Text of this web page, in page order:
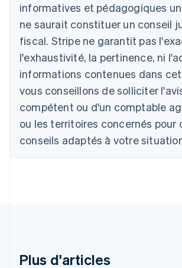
informatives et pédagogiques
ne saurait constituer un conseil
fiscal. Stripe ne garantit pas
l'exhaustivité, la pertinence, ni
informations contenues dans
vous conseillons de solliciter
compétent ou d'un comptable
ou les territoires concernés pour
conseils adaptés à votre
Plus d'articles
English
Autriche
Deutsch English
Belgique
NederlandsFrançaisDeutschEnglish
Brésil
Bulgarie
English
Canada
English Français
Chine continentale